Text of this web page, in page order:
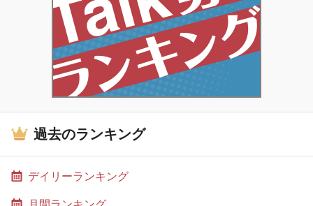
過去のランキング
デイリーランキング